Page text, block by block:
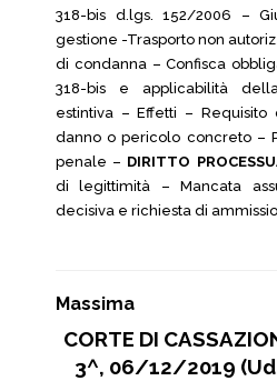
318-bis d.lgs. 152/2006 –
gestione -Trasporto non
di condanna – Confisca
318-bis e applicabilità
estintiva – Effetti – Requisito
danno o pericolo concreto –
penale – DIRITTO
di legittimità – Mancata
decisiva e richiesta di
Massima
CORTE DI
3^, 06/12/2019